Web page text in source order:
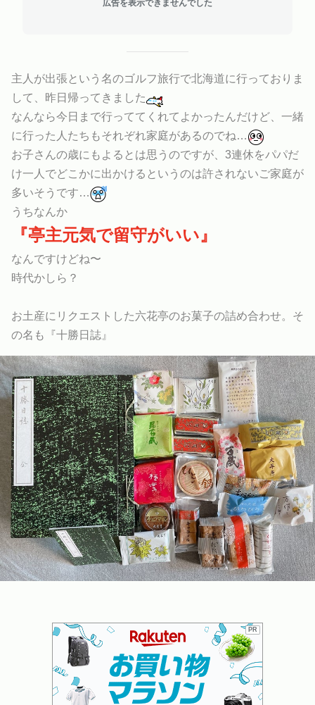
広告を表示できませんでした
主人が出張という名のゴルフ旅行で北海道に行っておりま
して、昨日帰ってきました
なんなら今日まで行っててくれてよかったんだけど、一緒
に行った人たちもそれぞれ家庭があるのでね…
お子さんの歳にもよるとは思うのですが、3連休をパパだ
け一人でどこかに出かけるというのは許されないご家庭が
多いそうです…
うちなんか
『亭主元気で留守がいい』
なんですけどね〜
時代かしら？
お土産にリクエストした六花亭のお菓子の詰め合わせ。そ
の名も『十勝日誌』
PR